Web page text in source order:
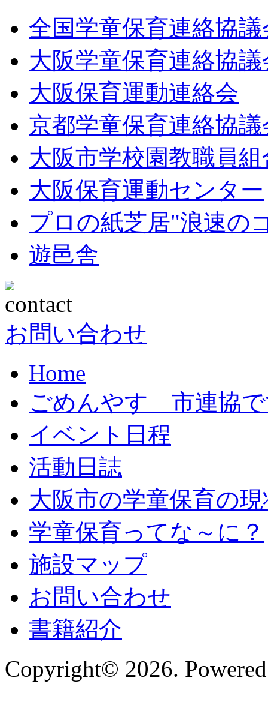
全国学童保育連絡協議
大阪学童保育連絡協議
大阪保育運動連絡会
京都学童保育連絡協議
大阪市学校園教職員組
大阪保育運動センター
プロの紙芝居"浪速の
遊邑舎
お問い合わせ
Home
ごめんやす 市連協
イベント日程
活動日誌
大阪市の学童保育の
学童保育ってな～に？
施設マップ
お問い合わせ
書籍紹介
Copyright© 2026.